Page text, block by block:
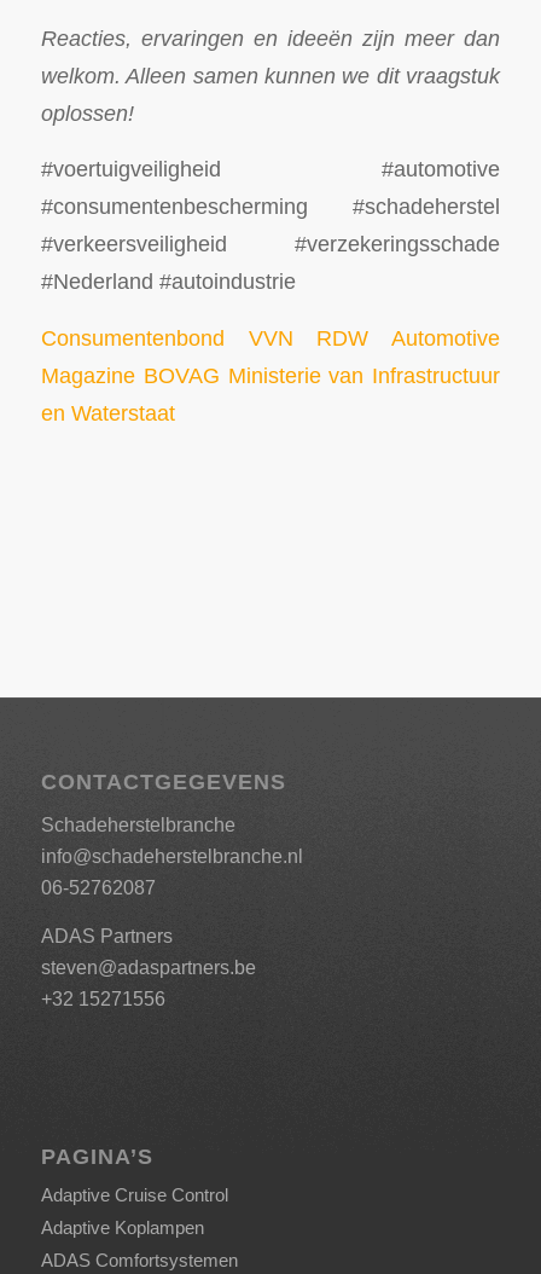
Reacties, ervaringen en ideeën zijn meer dan
welkom. Alleen samen kunnen we dit vraagstuk
oplossen!
#voertuigveiligheid #automotive
#consumentenbescherming #schadeherstel
#verkeersveiligheid #verzekeringsschade
#Nederland #autoindustrie
Consumentenbond VVN RDW
Automotive
Magazine BOVAG Ministerie van Infrastructuur
en Waterstaat
CONTACTGEGEVENS
Schadeherstelbranche
info@schadeherstelbranche.nl
06-52762087
ADAS Partners
steven@adaspartners.be
+32 15271556
PAGINA’S
Adaptive Cruise Control
Adaptive Koplampen
ADAS Comfortsystemen